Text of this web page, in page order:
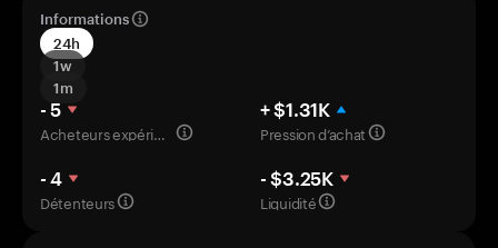
Informations
24h
1w
1m
- 5
Acheteurs expérimentés
+ $1.31K
Pression d’achat
- 4
Détenteurs
- $3.25K
Liquidité